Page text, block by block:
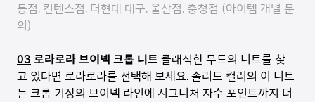
동점, 킨텐스점, 더현대 대구, 울산점, 충청점 (아이템 개별 문
의)
03 로라로라 브이넥 크롭 니트 클래식한 무드의 니트를 찾
고 있다면 로라로라를 선택해 보세요. 솔리드 컬러의 이 니트
는 크롭 기장의 브이넥 라인에 시그니처 자수 포인트까지 더